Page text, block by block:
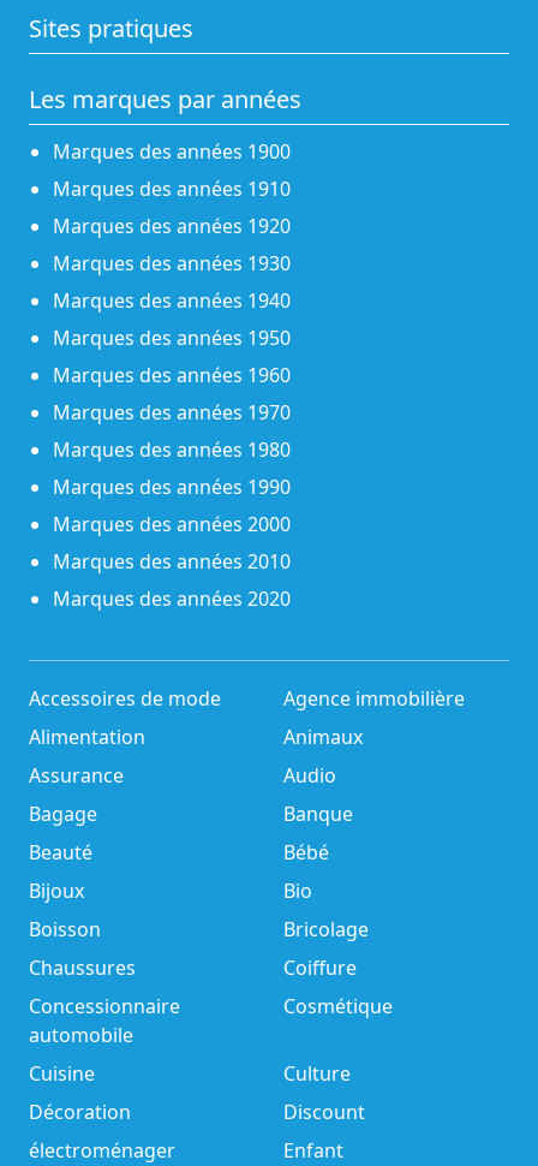
Sites pratiques
Les marques par années
Marques des années 1900
Marques des années 1910
Marques des années 1920
Marques des années 1930
Marques des années 1940
Marques des années 1950
Marques des années 1960
Marques des années 1970
Marques des années 1980
Marques des années 1990
Marques des années 2000
Marques des années 2010
Marques des années 2020
Accessoires de mode
Agence immobilière
Alimentation
Animaux
Assurance
Audio
Bagage
Banque
Beauté
Bébé
Bijoux
Bio
Boisson
Bricolage
Chaussures
Coiffure
Concessionnaire
automobile
Cosmétique
Cuisine
Culture
Décoration
Discount
électroménager
Enfant